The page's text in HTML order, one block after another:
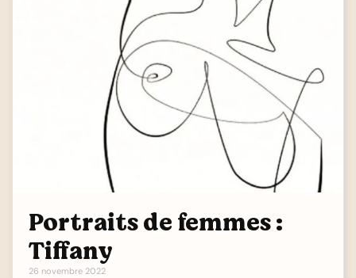
Portraits de femmes :
Tiffany
26 novembre 2022